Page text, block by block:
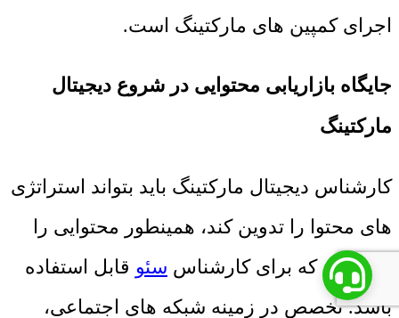
اجرای کمپین های مارکتینگ است.
جایگاه بازاریابی محتوایی در شروع دیجیتال
مارکتینگ
کارشناس دیجیتال مارکتینگ باید بتواند استراتژی
های محتوا را تدوین کند، همینطور محتوایی را
تولید کند که برای کارشناس سئو قابل استفاده
باشد. تخصص در زمینه شبکه های اجتماعی،